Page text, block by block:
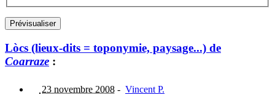
Lòcs (lieux-dits = toponymie, paysage...) de
Coarraze :
23 novembre 2008 - Vincent P.